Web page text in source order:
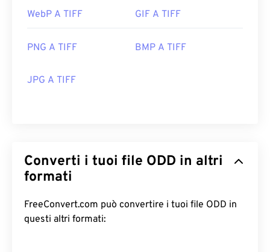
WebP A TIFF GIF A TIFF
PNG A TIFF BMP A TIFF
JPG A TIFF
Converti i tuoi file ODD in altri
formati
FreeConvert.com può convertire i tuoi file ODD in
questi altri formati: